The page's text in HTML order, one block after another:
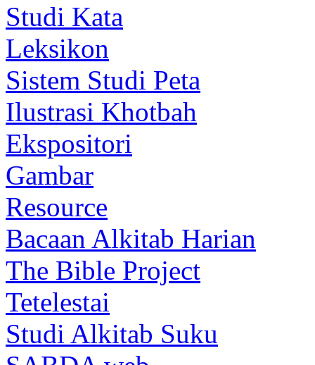
Studi Kata
Leksikon
Sistem Studi Peta
Ilustrasi Khotbah
Ekspositori
Gambar
Resource
Bacaan Alkitab Harian
The Bible Project
Tetelestai
Studi Alkitab Suku